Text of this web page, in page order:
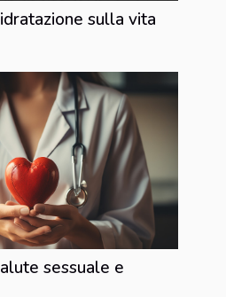
sulla vita
sessuale e